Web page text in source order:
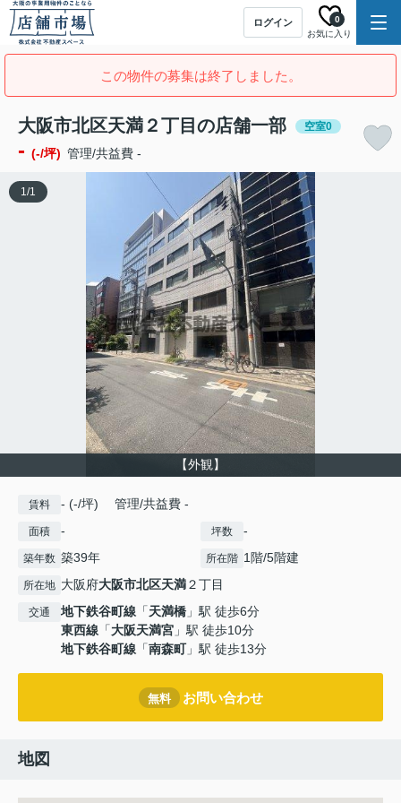
ログイン
お気に入り
0
この物件の募集は終了しました。
大阪市北区天満２丁目の店舗一部 空室0
- (-/坪) 管理/共益費 -
【外観】
1/1
賃料 - (-/坪) 管理/共益費 -
面積 - 坪数 -
築年数 築39年 所在階 1階/5階建
所在地 大阪府大阪市北区天満２丁目
交通 地下鉄谷町線 「天満橋 」駅 徒歩6分
東西線 「大阪天満宮 」駅 徒歩10分
地下鉄谷町線 「南森町」駅 徒歩13分
無料 お問い合わせ
地図